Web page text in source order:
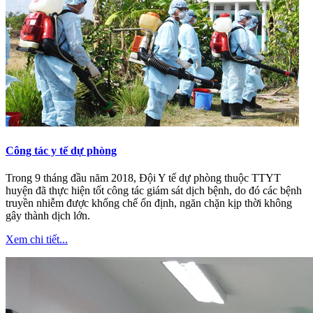
Công tác y tế dự phòng
Trong 9 tháng đầu năm 2018, Đội Y tế dự phòng thuộc TTYT
huyện đã thực hiện tốt công tác giám sát dịch bệnh, do đó các bệnh
truyền nhiễm được khống chế ổn định, ngăn chặn kịp thời không
gây thành dịch lớn.
Xem chi tiết...